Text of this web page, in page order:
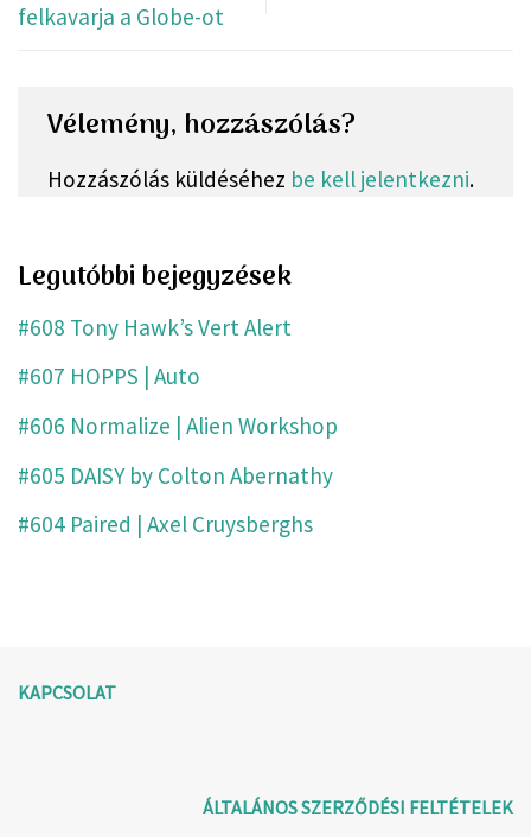
felkavarja a Globe-ot
Vélemény, hozzászólás?
Hozzászólás küldéséhez be kell jelentkezni.
Legutóbbi bejegyzések
#608 Tony Hawk’s Vert Alert
#607 HOPPS | Auto
#606 Normalize | Alien Workshop
#605 DAISY by Colton Abernathy
#604 Paired | Axel Cruysberghs
KAPCSOLAT
ÁLTALÁNOS SZERZŐDÉSI FELTÉTELEK